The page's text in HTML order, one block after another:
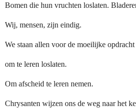
Bomen die hun vruchten loslaten.
Wij, mensen, zijn eindig.
We staan allen voor de moeilijke opdracht
om te leren loslaten.
Om afscheid te leren nemen.
Chrysanten wijzen ons de weg naar het